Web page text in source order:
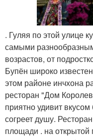
. Гуляя по этой улице
самыми
возрастов, от
Бупён широко
этом районе инчхона
ресторан "Дом
приятно удивит
согреет душу.
площади . на